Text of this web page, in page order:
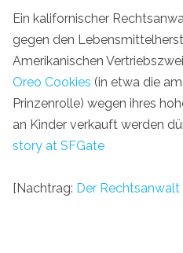
Ein kalifornischer
gegen den
Amerikanischen
Oreo Cookies (in etwa die
Prinzenrolle) wegen ihres
an Kinder verkauft werden
story at SFGate
[Nachtrag: Der